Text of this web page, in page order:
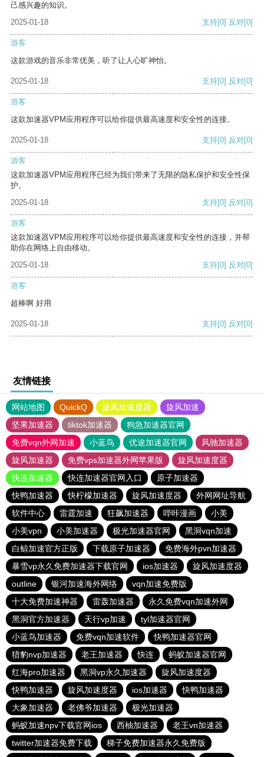
己感兴趣的知识。
2025-01-18
支持[0] 反对[0]
游客
这款游戏的音乐非常优美，听了让人心旷神怡。
2025-01-18 支持[0] 反对[0]
游客
这款加速器VPM应用程序可以给你提供最高速度和安全性的连接。
2025-01-18 支持[0] 反对[0]
游客
这款加速器VPM应用程序已经为我们带来了无限的隐私保护和安全性保
护。
2025-01-18
支持[0] 反对[0]
游客
这款加速器VPM应用程序可以给你提供最高速度和安全性的连接，并帮
助你在网络上自由移动。
2025-01-18
支持[0] 反对[0]
游客
超棒啊 好用
2025-01-18 支持[0] 反对[0]
友情链接
网站地图 QuickQ 旋风加速度器
旋风加速
坚果加速器
tiktok加速器
狗急加速器官网
免费vqn外网加速
小蓝鸟 优途加速器官网
风驰加速器
旋风加速器
免费vps加速器外网苹果版
旋风加速度器
快连加速器
快连加速器官网入口
原子加速器
快鸭加速器
快柠檬加速器 旋风加速度器
外网网址导航
软件中心
雷霆加速 狂飙加速器 哔咔漫画
小美
小美vpn
小美加速器 极光加速器官网
黑洞vqn加速
白鲸加速官方正版
下载原子加速器
免费海外pvn加速器
暴雪vp永久免费加速器下载官网
ios加速器
旋风加速度器
outline
银河加速海外网络
vqn加速免费版
十大免费加速神器
雷轰加速器
永久免费vqn加速外网
黑洞官方加速器
天行vp加速
tyl加速器官网
小蓝鸟加速器
免费vqn加速软件
快鸭加速器官网
猎豹nvp加速器
老王加速器 快连
蚂蚁加速器官网
红海pro加速器
黑洞vp永久加速器
旋风加速度器
快鸭加速器
旋风加速度器 ios加速器
快鸭加速器
大象加速器
老佛爷加速器
极光加速器
蚂蚁加速npv下载官网ios
西柚加速器
老王vn加速器
twitter加速器免费下载
梯子免费加速器永久免费版